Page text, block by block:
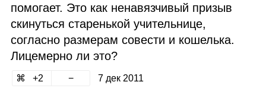
помогает. Это как ненавязчивый призыв
скинуться старенькой учительнице,
согласно размерам совести и кошелька.
Лицемерно ли это?
2 7 дек 2011